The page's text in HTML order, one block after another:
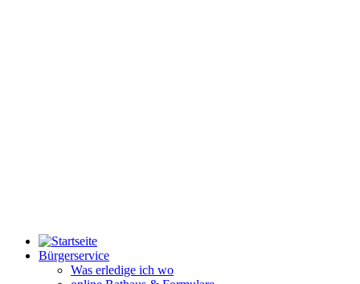
Bürgerservice
Was erledige ich wo